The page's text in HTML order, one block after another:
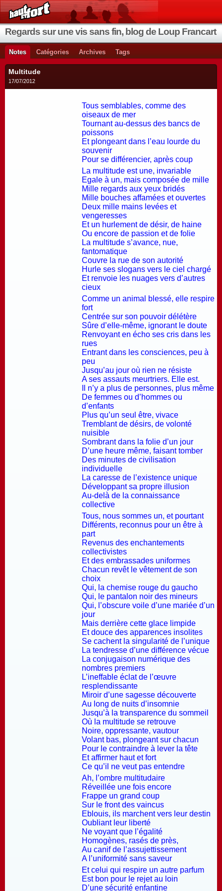
Regards sur une vis sans fin, blog de Loup Francart
Notes Catégories Archives Tags
Multitude
17/07/2012
Tous semblables, comme des
oiseaux de mer
Tournant au-dessus des bancs de
poissons
Et plongeant dans l’eau lourde du
souvenir
Pour se différencier, après coup
La multitude est une, invariable
Egale à un, mais composée de mille
Mille regards aux yeux bridés
Mille bouches affamées et ouvertes
Deux mille mains levées et
vengeresses
Et un hurlement de désir, de haine
Ou encore de passion et de folie
La multitude s’avance, nue,
fantomatique
Couvre la rue de son autorité
Hurle ses slogans vers le ciel chargé
Et renvoie les nuages vers d’autres
cieux
Comme un animal blessé, elle respire
fort
Centrée sur son pouvoir délétère
Sûre d’elle-même, ignorant le doute
Renvoyant en écho ses cris dans les
rues
Entrant dans les consciences, peu à
peu
Jusqu’au jour où rien ne résiste
A ses assauts meurtriers. Elle est.
Il n’y a plus de personnes, plus même
De femmes ou d’hommes ou
d’enfants
Plus qu’un seul être, vivace
Tremblant de désirs, de volonté
nuisible
Sombrant dans la folie d’un jour
D’une heure même, faisant tomber
Des minutes de civilisation
individuelle
La caresse de l’existence unique
Développant sa propre illusion
Au-delà de la connaissance
collective
Tous, nous sommes un, et pourtant
Différents, reconnus pour un être à
part
Revenus des enchantements
collectivistes
Et des embrassades uniformes
Chacun revêt le vêtement de son
choix
Qui, la chemise rouge du gaucho
Qui, le pantalon noir des mineurs
Qui, l’obscure voile d’une mariée d’un
jour
Mais derrière cette glace limpide
Et douce des apparences insolites
Se cachent la singularité de l’unique
La tendresse d’une différence vécue
La conjugaison numérique des
nombres premiers
L’ineffable éclat de l’œuvre
resplendissante
Miroir d’une sagesse découverte
Au long de nuits d’insomnie
Jusqu’à la transparence du sommeil
Où la multitude se retrouve
Noire, oppressante, vautour
Volant bas, plongeant sur chacun
Pour le contraindre à lever la tête
Et affirmer haut et fort
Ce qu’il ne veut pas entendre
Ah, l’ombre multitudaire
Réveillée une fois encore
Frappe un grand coup
Sur le front des vaincus
Eblouis, ils marchent vers leur destin
Oubliant leur liberté
Ne voyant que l’égalité
Homogènes, rasés de près,
Au canif de l’assujettissement
A l’uniformité sans saveur
Et celui qui respire un autre parfum
Est bon pour le rejet au loin
D’une sécurité enfantine